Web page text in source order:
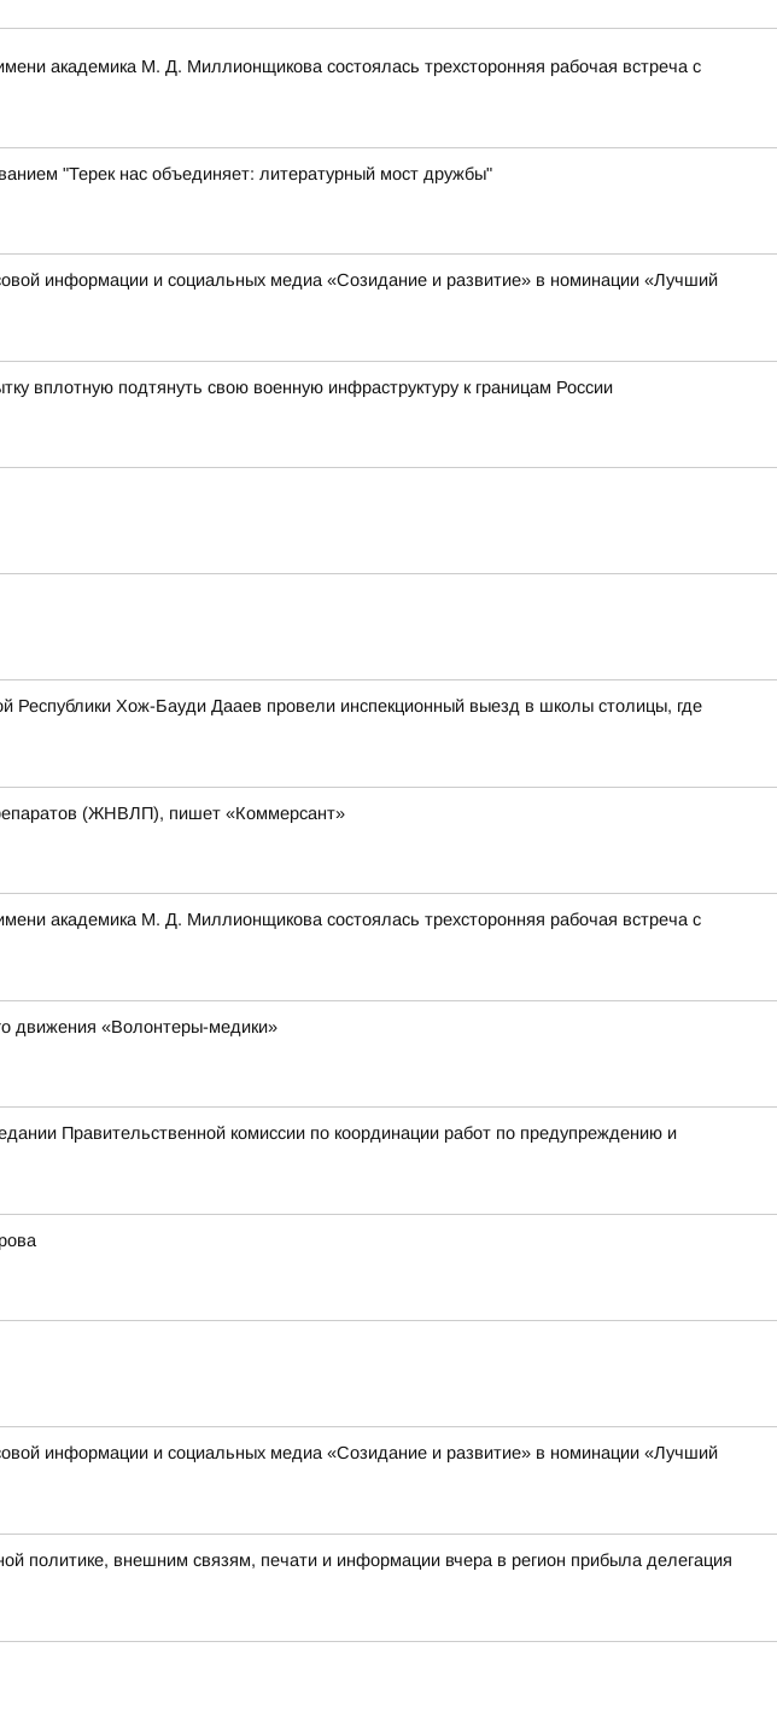
академика М. Д. Миллионщикова состоялась трехсторонняя рабочая встреча с
"Терек нас объединяет: литературный мост дружбы"
информации и социальных медиа «Созидание и развитие» в номинации «Лучший
вплотную подтянуть свою военную инфраструктуру к границам России
Республики Хож-Бауди Дааев провели инспекционный выезд в школы столицы, где
(ЖНВЛП), пишет «Коммерсант»
академика М. Д. Миллионщикова состоялась трехсторонняя рабочая встреча с
движения «Волонтеры-медики»
Правительственной комиссии по координации работ по предупреждению и
информации и социальных медиа «Созидание и развитие» в номинации «Лучший
политике, внешним связям, печати и информации вчера в регион прибыла делегация